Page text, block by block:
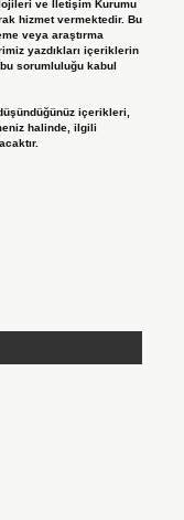
ve İletişim Kurumu
hizmet vermektedir. Bu
veya araştırma
yazdıkları içeriklerin
sorumluluğu kabul
içerikleri,
halinde, ilgili